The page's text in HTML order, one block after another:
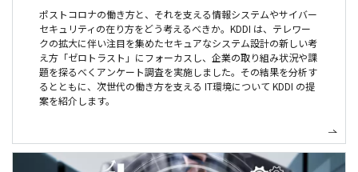
ポストコロナの働き方と、それを支える情報システムやサイバー
セキュリティの在り方をどう考えるべきか。KDDI は、テレワー
クの拡大に伴い注目を集めたセキュアなシステム設計の新しい考
え方「ゼロトラスト」にフォーカスし、企業の取り組み状況や課
題を探るべくアンケート調査を実施しました。その結果を分析す
るとともに、次世代の働き方を支える IT環境について KDDI の提
案を紹介します。